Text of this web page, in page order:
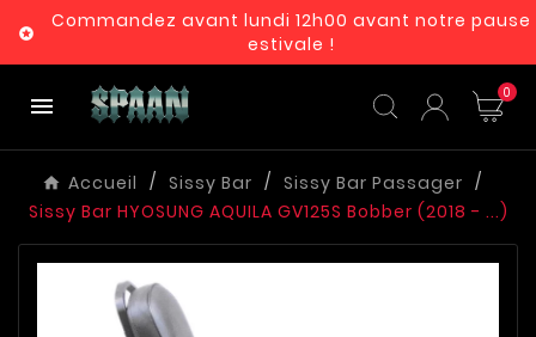

Commandez avant lundi 12h00 avant notre pause
estivale !
 0
Accueil Sissy Bar
Sissy Bar Passager
Sissy Bar HYOSUNG AQUILA GV125S Bobber (2018 - ...)